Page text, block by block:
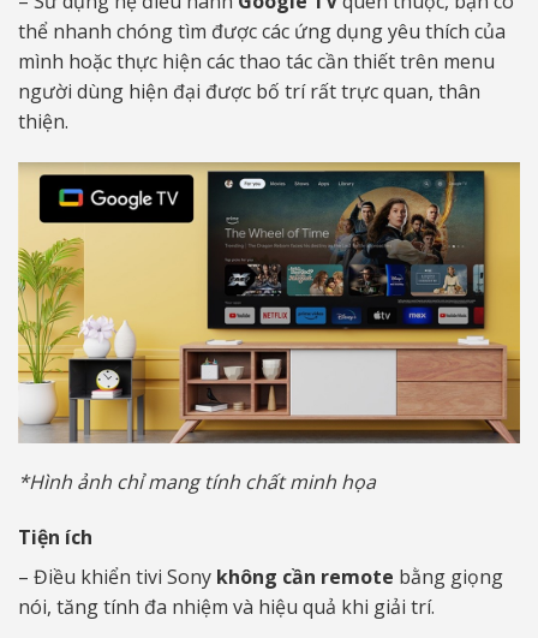
thể nhanh chóng tìm được các ứng dụng yêu thích của
mình hoặc thực hiện các thao tác cần thiết trên menu
người dùng hiện đại được bố trí rất trực quan, thân
thiện.
*Hình ảnh chỉ mang tính chất minh họa
Tiện ích
– Điều khiển tivi Sony không cần remote bằng giọng
nói, tăng tính đa nhiệm và hiệu quả khi giải trí.